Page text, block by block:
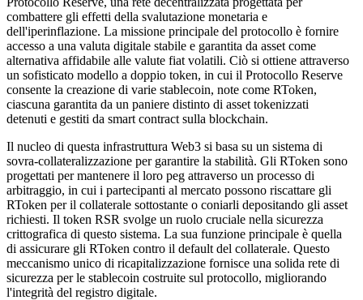
combattere gli effetti della svalutazione monetaria e
dell'iperinflazione. La missione principale del protocollo è fornire
accesso a una valuta digitale stabile e garantita da asset come
alternativa affidabile alle valute fiat volatili. Ciò si ottiene attraverso
un sofisticato modello a doppio token, in cui il Protocollo Reserve
consente la creazione di varie stablecoin, note come RToken,
ciascuna garantita da un paniere distinto di asset tokenizzati
detenuti e gestiti da smart contract sulla blockchain.
Il nucleo di questa infrastruttura Web3 si basa su un sistema di
sovra-collateralizzazione per garantire la stabilità. Gli RToken sono
progettati per mantenere il loro peg attraverso un processo di
arbitraggio, in cui i partecipanti al mercato possono riscattare gli
RToken per il collaterale sottostante o coniarli depositando gli asset
richiesti. Il token RSR svolge un ruolo cruciale nella sicurezza
crittografica di questo sistema. La sua funzione principale è quella
di assicurare gli RToken contro il default del collaterale. Questo
meccanismo unico di ricapitalizzazione fornisce una solida rete di
sicurezza per le stablecoin costruite sul protocollo, migliorando
l'integrità del registro digitale.